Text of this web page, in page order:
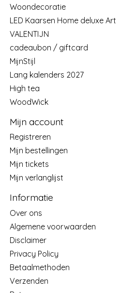
Woondecoratie
LED Kaarsen Home deluxe Art
VALENTIJN
cadeaubon / giftcard
MijnStijl
Lang kalenders 2027
High tea
WoodWick
Mijn account
Registreren
Mijn bestellingen
Mijn tickets
Mijn verlanglijst
Informatie
Over ons
Algemene voorwaarden
Disclaimer
Privacy Policy
Betaalmethoden
Verzenden